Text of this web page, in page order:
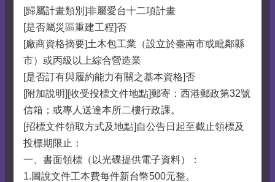
[歸屬計畫類別]非屬愛台十二項計畫
[是否屬災區重建工程]否
[廠商資格摘要]土木包工業（設立於臺南市或毗鄰縣
市）或丙級以上綜合營造業
[是否訂有與履約能力有關之基本資格]否
[附加說明][收受投標文件地點]郵寄：西港郵政第32號
信箱；或專人送達本所二樓行政課。
[招標文件領取方式及地點]自公告日起至截止領標及
投標期限止：
一、書面領標（以光碟提供電子資料）：
1.圖說文件工本費每件新台幣500元整。